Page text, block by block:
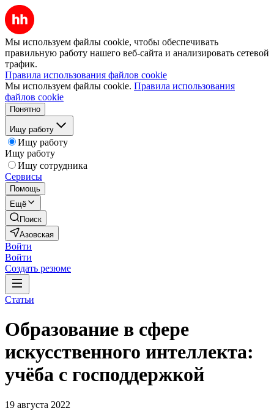
Мы используем файлы cookie, чтобы обеспечивать
правильную работу нашего веб-сайта и анализировать сетевой
трафик.
Правила использования файлов cookie
Мы используем файлы cookie. Правила использования
файлов cookie
Понятно
Ищу работу
Ищу работу
Ищу работу
Ищу сотрудника
Сервисы
Помощь
Ещё
Поиск
Азовская
Войти
Войти
Создать резюме
Статьи
Образование в сфере
искусственного интеллекта:
учёба с господдержкой
19 августа 2022